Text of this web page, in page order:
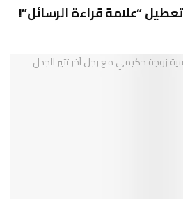
تعطيل “علامة قراءة الرسائل”!